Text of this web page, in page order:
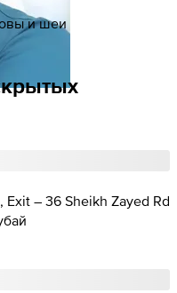
и шеи
Exit – 36 Sheikh Zayed Rd